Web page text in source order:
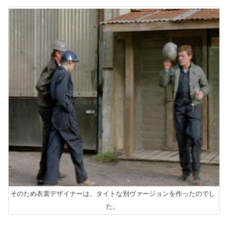
そのため衣裳デザイナーは、タイトな別ヴァージョンを作ったのでし
た。